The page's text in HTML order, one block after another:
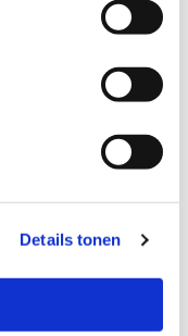
Details tonen